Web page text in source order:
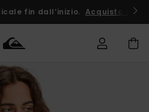
fin dall’inizio. Acquista Ora
al tuo